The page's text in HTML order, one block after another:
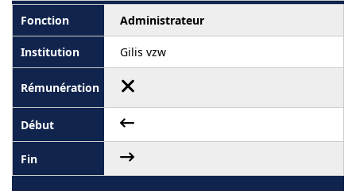
Administrateur
Gilis vzw